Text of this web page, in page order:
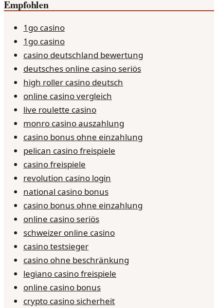
Empfohlen
1go casino
1go casino
casino deutschland bewertung
deutsches online casino seriös
high roller casino deutsch
online casino vergleich
live roulette casino
monro casino auszahlung
casino bonus ohne einzahlung
pelican casino freispiele
casino freispiele
revolution casino login
national casino bonus
casino bonus ohne einzahlung
online casino seriös
schweizer online casino
casino testsieger
casino ohne beschränkung
legiano casino freispiele
online casino bonus
crypto casino sicherheit